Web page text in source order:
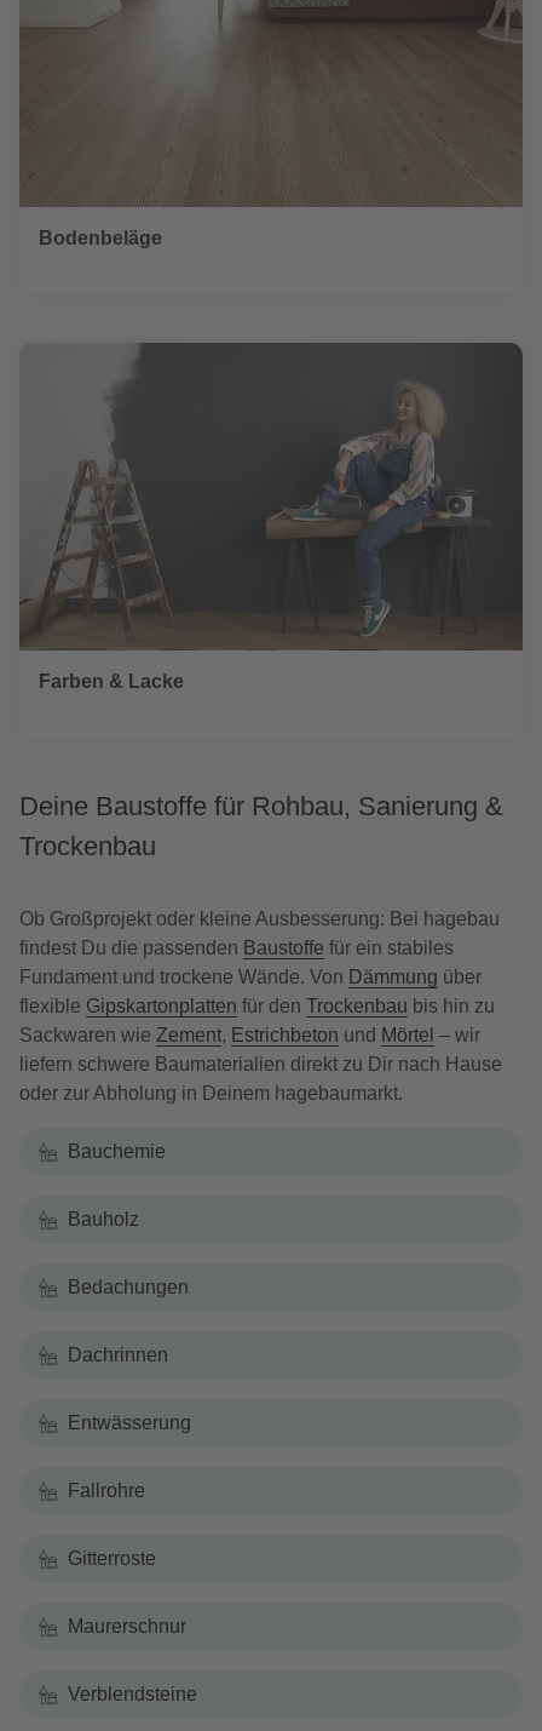
Bodenbeläge
Farben & Lacke
Deine Baustoffe für Rohbau, Sanierung &
Trockenbau
Ob Großprojekt oder kleine Ausbesserung: Bei hagebau
findest Du die passenden Baustoffe für ein stabiles
Fundament und trockene Wände. Von Dämmung über
flexible Gipskartonplatten für den Trockenbau bis hin zu
Sackwaren wie Zement, Estrichbeton und Mörtel – wir
liefern schwere Baumaterialien direkt zu Dir nach Hause
oder zur Abholung in Deinem hagebaumarkt.
Bauchemie
Bauholz
Bedachungen
Dachrinnen
Entwässerung
Fallrohre
Gitterroste
Maurerschnur
Verblendsteine